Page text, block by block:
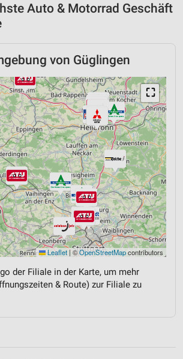
Auto & Motorrad Geschäft
von Güglingen
⛶
Leaflet | ©OpenStreetMapcontributors
der Filiale in der Karte, um mehr
& Route) zur Filiale zu